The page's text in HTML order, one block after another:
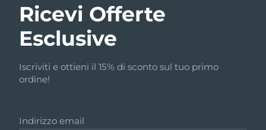
Ricevi Offerte
Esclusive
Iscriviti e ottieni il 15% di sconto sul tuo primo
ordine!
Indirizzo email